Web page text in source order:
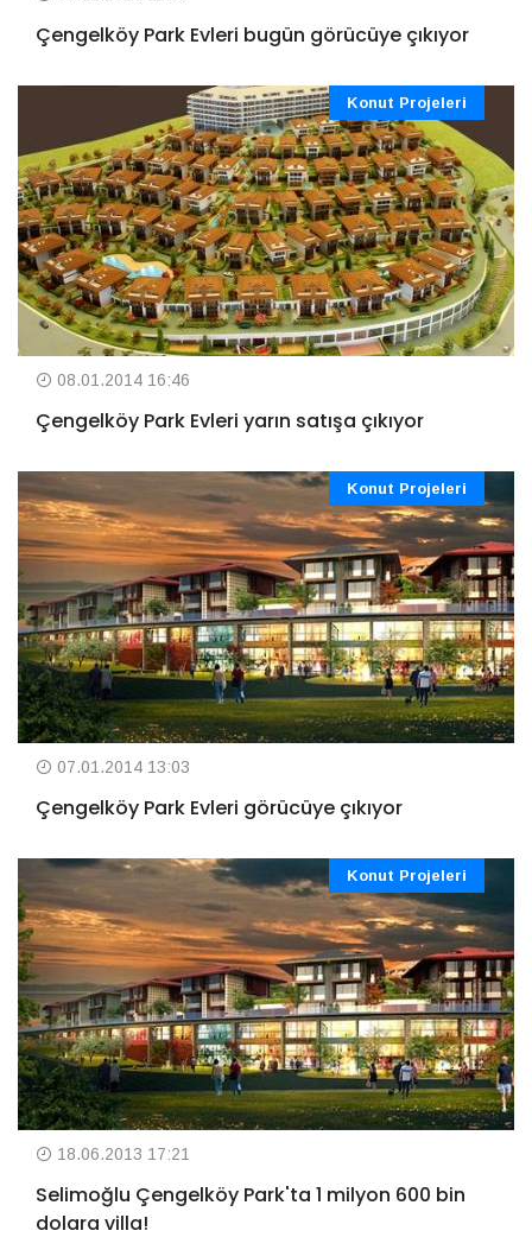
Çengelköy Park Evleri bugün görücüye çıkıyor
Konut Projeleri
08.01.2014 16:46
Çengelköy Park Evleri yarın satışa çıkıyor
Konut Projeleri
07.01.2014 13:03
Çengelköy Park Evleri görücüye çıkıyor
Konut Projeleri
18.06.2013 17:21
Selimoğlu Çengelköy Park'ta 1 milyon 600 bin
dolara villa!